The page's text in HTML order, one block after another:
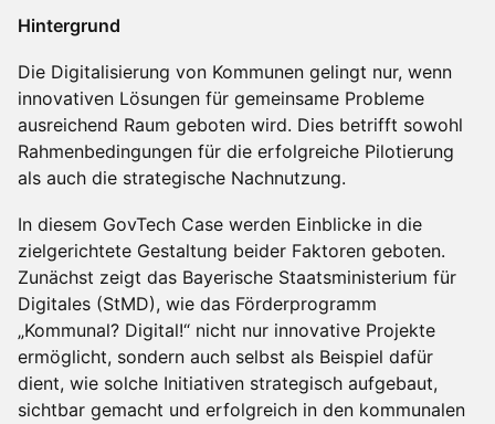
Hintergrund
Die Digitalisierung von Kommunen gelingt nur, wenn
innovativen Lösungen für gemeinsame Probleme
ausreichend Raum geboten wird. Dies betrifft sowohl
Rahmenbedingungen für die erfolgreiche Pilotierung
als auch die strategische Nachnutzung.
In diesem GovTech Case werden Einblicke in die
zielgerichtete Gestaltung beider Faktoren geboten.
Zunächst zeigt das Bayerische Staatsministerium für
Digitales (StMD), wie das Förderprogramm
„Kommunal? Digital!“ nicht nur innovative Projekte
ermöglicht, sondern auch selbst als Beispiel dafür
dient, wie solche Initiativen strategisch aufgebaut,
sichtbar gemacht und erfolgreich in den kommunalen